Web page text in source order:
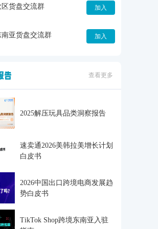
区货盘交流群 加入
南亚货盘交流群 加入
查看更多
2025解压玩具品类洞察报告
速卖通2026美韩拉美增长计划
白皮书
2026中国出口跨境电商发展趋
势白皮书
TikTok Shop跨境东南亚入驻